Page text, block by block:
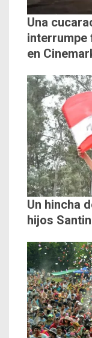
Una
interrumpe
en
Un hincha
hijos